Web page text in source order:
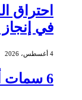
احتراق
في
4 أغسطس، 2026
6 سمات أساسية لنجاح رواد الأعمال